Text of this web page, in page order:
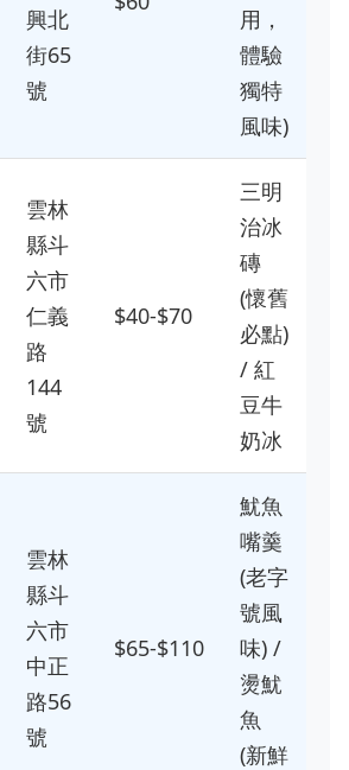
興北
街65
號
用，
體驗
獨特
風味)
雲林
縣斗
六市
仁義
路
144
號
$40-$70
三明
治冰
磚
(懷舊
必點)
/ 紅
豆牛
奶冰
雲林
縣斗
六市
中正
路56
號
$65-$110
魷魚
嘴羹
(老字
號風
味) /
燙魷
魚
(新鮮